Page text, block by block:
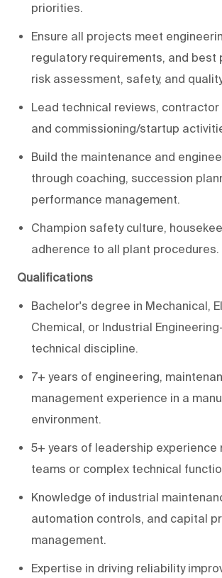
priorities.
Ensure all projects meet
regulatory requirements, and best
risk assessment, safety, and
Lead technical reviews,
and commissioning/startup
Build the maintenance and
through coaching, succession
performance management.
Champion safety culture,
adherence to all plant procedures.
Qualifications
Bachelor's degree in Mechanical,
Chemical, or Industrial
technical discipline.
7+ years of engineering,
management experience in a
environment.
5+ years of leadership experience
teams or complex technical
Knowledge of industrial
automation controls, and capital
management.
Expertise in driving reliability